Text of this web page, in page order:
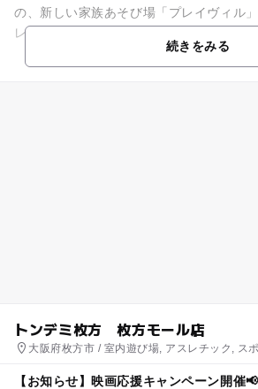
の、新しい家族あそび場「プレイヴィル
レイヴィルが、2019年3月、大阪府高槻
続きをみる
トンデミ枚方 枚方モール店
大阪府枚方市 / 室内遊び場, アスレチック, ス
【お知らせ】映画応援キャンペーン開催